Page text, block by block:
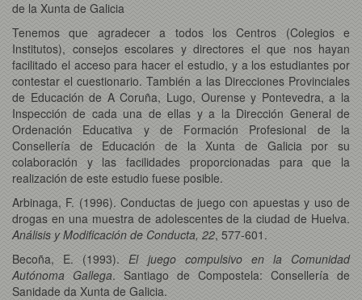
de la Xunta de Galicia
Tenemos que agradecer a todos los Centros (Colegios e
Institutos), consejos escolares y directores el que nos hayan
facilitado el acceso para hacer el estudio, y a los estudiantes por
contestar el cuestionario. También a las Direcciones Provinciales
de Educación de A Coruña, Lugo, Ourense y Pontevedra, a la
Inspección de cada una de ellas y a la Dirección General de
Ordenación Educativa y de Formación Profesional de la
Consellería de Educación de la Xunta de Galicia por su
colaboración y las facilidades proporcionadas para que la
realización de este estudio fuese posible.
Arbinaga, F. (1996). Conductas de juego con apuestas y uso de
drogas en una muestra de adolescentes de la ciudad de Huelva.
Análisis y Modificación de Conducta, 22, 577-601.
Becoña, E. (1993). El juego compulsivo en la Comunidad
Autónoma Gallega. Santiago de Compostela: Consellería de
Sanidade da Xunta de Galicia.